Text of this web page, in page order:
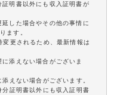
明書以外にも収入証明書が
した場合やその他の事情に
ます。
更されるため、最新情報は
添えない場合がございま
えない場合がございます。
証明書以外にも収入証明書